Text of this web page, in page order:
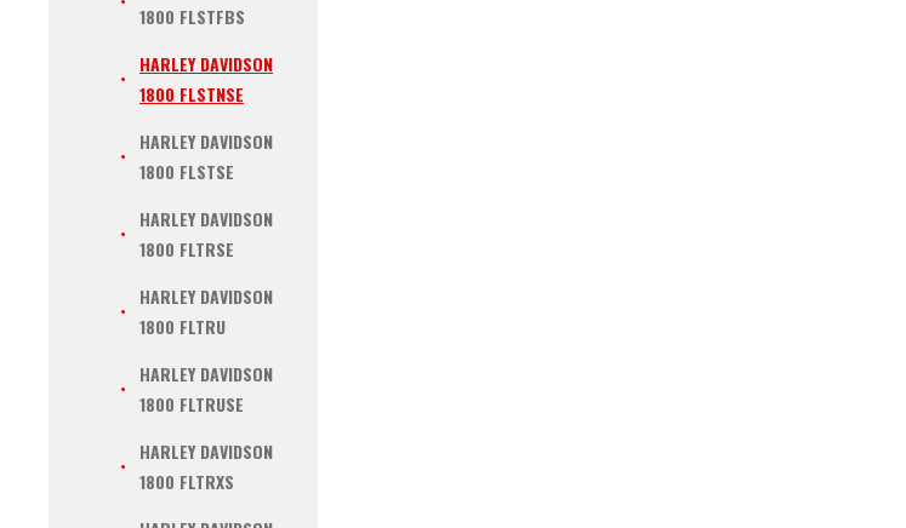
1800 FLSTFBS
HARLEY DAVIDSON
1800 FLSTNSE
HARLEY DAVIDSON
1800 FLSTSE
HARLEY DAVIDSON
1800 FLTRSE
HARLEY DAVIDSON
1800 FLTRU
HARLEY DAVIDSON
1800 FLTRUSE
HARLEY DAVIDSON
1800 FLTRXS